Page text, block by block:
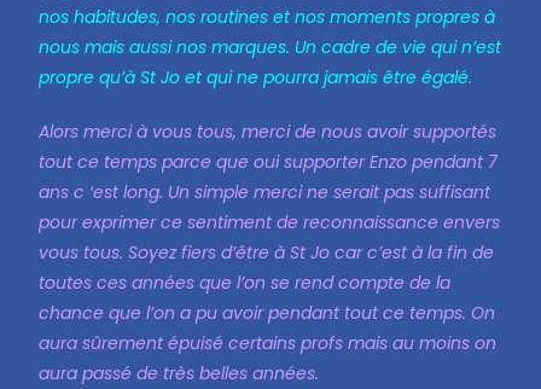
nos habitudes, nos routines et nos moments propres à
nous mais aussi nos marques. Un cadre de vie qui n’est
propre qu’à St Jo et qui ne pourra jamais être égalé.
Alors merci à vous tous, merci de nous avoir supportés
tout ce temps parce que oui supporter Enzo pendant 7
ans c ‘est long. Un simple merci ne serait pas suffisant
pour exprimer ce sentiment de reconnaissance envers
vous tous. Soyez fiers d’être à St Jo car c’est à la fin de
toutes ces années que l’on se rend compte de la
chance que l’on a pu avoir pendant tout ce temps. On
aura sûrement épuisé certains profs mais au moins on
aura passé de très belles années.